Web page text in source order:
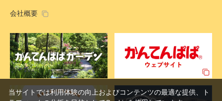
会社概要
当サイトでは利用体験の向上およびコンテンツの最適な提供、ト